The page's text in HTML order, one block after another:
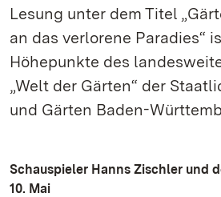
Lesung unter dem Titel
an das verlorene Paradies“
Höhepunkte des
„Welt der Gärten“ der
und Gärten Baden-
Schauspieler Hanns Zischler und
10. Mai